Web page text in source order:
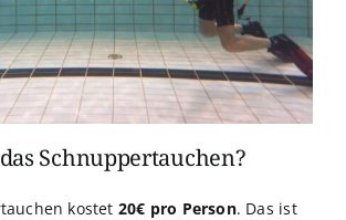
Schnuppertauchen?
kostet 20€ pro Person. Das ist